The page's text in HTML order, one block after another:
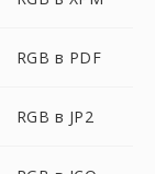
RGB в PDF
RGB в JP2